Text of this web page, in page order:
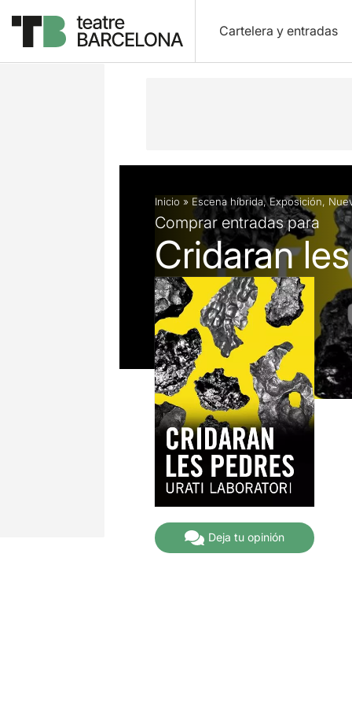
Cartelera y entradas
Descripción Ficha artística
Inicio » Escena híbrida,Exposición,
Comprar entradas para
Cridaran
Deja tu opinión